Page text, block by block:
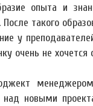
опыта и
такого
у
очень не хочется
новыми